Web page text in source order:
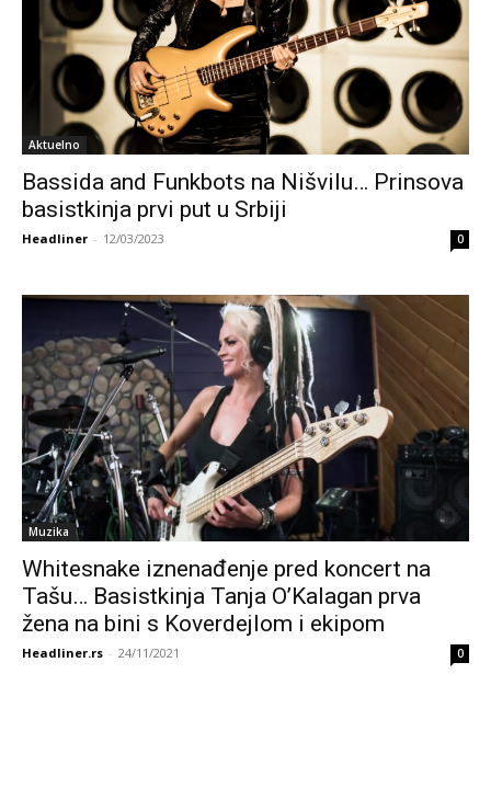
Aktuelno
Bassida and Funkbots na Nišvilu… Prinsova
basistkinja prvi put u Srbiji
Headliner - 12/03/2023 0
Muzika
Whitesnake iznenađenje pred koncert na
Tašu… Basistkinja Tanja O’Kalagan prva
žena na bini s Koverdejlom i ekipom
Headliner.rs - 24/11/2021 0